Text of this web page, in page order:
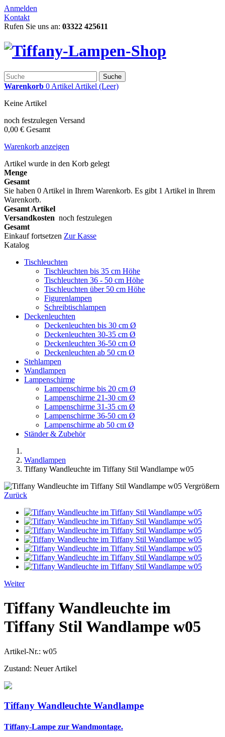
Anmelden
Kontakt
Rufen Sie uns an: 03322 425611
Suche
Warenkorb 0 Artikel Artikel (Leer)
Keine Artikel
noch festzulegen Versand
0,00 € Gesamt
Warenkorb anzeigen
Artikel wurde in den Korb gelegt
Menge
Gesamt
Sie haben 0 Artikel in Ihrem Warenkorb. Es gibt 1 Artikel in Ihrem
Warenkorb.
Gesamt Artikel
Versandkosten noch festzulegen
Gesamt
Einkauf fortsetzen Zur Kasse
Katalog
Tischleuchten
Tischleuchten bis 35 cm Höhe
Tischleuchten 36 - 50 cm Höhe
Tischleuchten über 50 cm Höhe
Figurenlampen
Schreibtischlampen
Deckenleuchten
Deckenleuchten bis 30 cm Ø
Deckenleuchten 30-35 cm Ø
Deckenleuchten 36-50 cm Ø
Deckenleuchten ab 50 cm Ø
Stehlampen
Wandlampen
Lampenschirme
Lampenschirme bis 20 cm Ø
Lampenschirme 21-30 cm Ø
Lampenschirme 31-35 cm Ø
Lampenschirme 36-50 cm Ø
Lampenschirme ab 50 cm Ø
Ständer & Zubehör
Wandlampen
Tiffany Wandleuchte im Tiffany Stil Wandlampe w05
Vergrößern
Zurück
Weiter
Tiffany Wandleuchte im
Tiffany Stil Wandlampe w05
Artikel-Nr.: w05
Zustand: Neuer Artikel
Tiffany Wandleuchte Wandlampe
Tiffany-Lampe zur Wandmontage.